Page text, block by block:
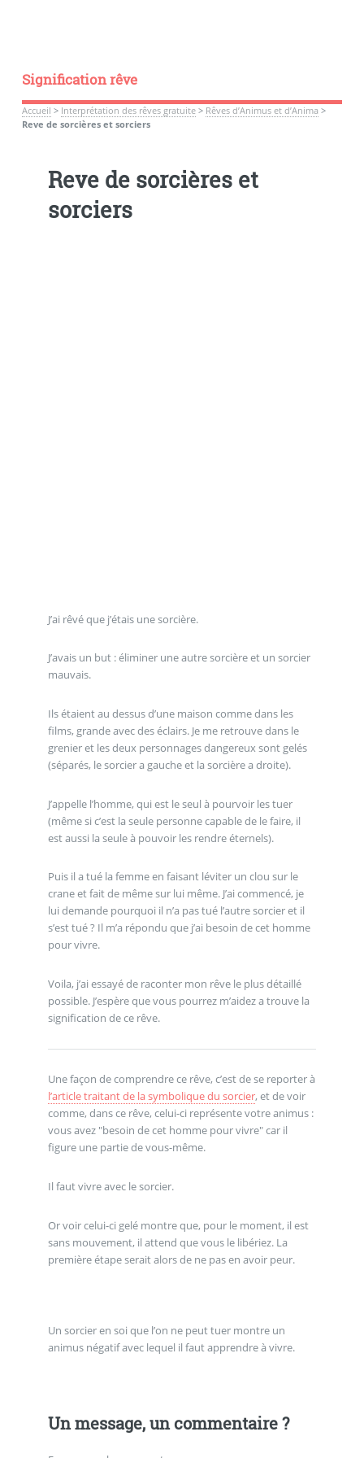
Signification rêve
Accueil > Interprétation des rêves gratuite> Rêves d’Animus et d’Anima >
Reve de sorcières et sorciers
Reve de sorcières et
sorciers
J’ai rêvé que j’étais une sorcière.
J’avais un but : éliminer une autre sorcière et un sorcier
mauvais.
Ils étaient au dessus d’une maison comme dans les
films, grande avec des éclairs. Je me retrouve dans le
grenier et les deux personnages dangereux sont gelés
(séparés, le sorcier a gauche et la sorcière a droite).
J’appelle l’homme, qui est le seul à pourvoir les tuer
(même si c’est la seule personne capable de le faire, il
est aussi la seule à pouvoir les rendre éternels).
Puis il a tué la femme en faisant léviter un clou sur le
crane et fait de même sur lui même. J’ai commencé, je
lui demande pourquoi il n’a pas tué l’autre sorcier et il
s’est tué ? Il m’a répondu que j’ai besoin de cet homme
pour vivre.
Voila, j’ai essayé de raconter mon rêve le plus détaillé
possible. J’espère que vous pourrez m’aidez a trouve la
signification de ce rêve.
Une façon de comprendre ce rêve, c’est de se reporter à
l’article traitant de la symbolique du sorcier, et de voir
comme, dans ce rêve, celui-ci représente votre animus :
vous avez "besoin de cet homme pour vivre" car il
figure une partie de vous-même.
Il faut vivre avec le sorcier.
Or voir celui-ci gelé montre que, pour le moment, il est
sans mouvement, il attend que vous le libériez. La
première étape serait alors de ne pas en avoir peur.
Un sorcier en soi que l’on ne peut tuer montre un
animus négatif avec lequel il faut apprendre à vivre.
Un message, un commentaire ?